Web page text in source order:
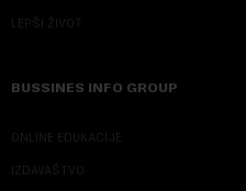
LEPŠI ŽIVOT
BUSSINES INFO GROUP
ONLINE EDUKACIJE
IZDAVAŠTVO